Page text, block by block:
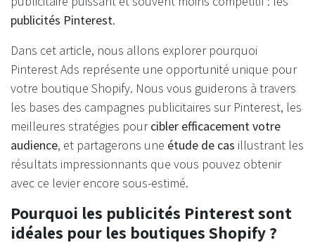
publicités Pinterest.
Dans cet article, nous allons explorer pourquoi
Pinterest Ads représente une opportunité unique pour
votre boutique Shopify. Nous vous guiderons à travers
les bases des campagnes publicitaires sur Pinterest, les
meilleures stratégies pourcibler efficacement votre
audience, et partagerons une étude de cas illustrant les
résultats impressionnants que vous pouvez obtenir
avec ce levier encore sous-estimé.
Pourquoi les publicités Pinterest sont
idéales pour les boutiques Shopify ?